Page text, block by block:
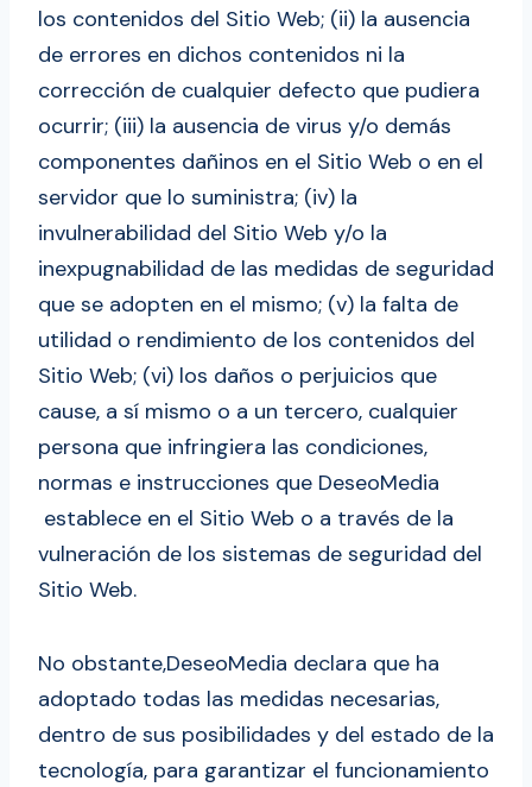
los contenidos del Sitio Web; (ii) la ausencia
de errores en dichos contenidos ni la
corrección de cualquier defecto que pudiera
ocurrir; (iii) la ausencia de virus y/o demás
componentes dañinos en el Sitio Web o en el
servidor que lo suministra; (iv) la
invulnerabilidad del Sitio Web y/o la
inexpugnabilidad de las medidas de seguridad
que se adopten en el mismo; (v) la falta de
utilidad o rendimiento de los contenidos del
Sitio Web; (vi) los daños o perjuicios que
cause, a sí mismo o a un tercero, cualquier
persona que infringiera las condiciones,
normas e instrucciones que DeseoMedia
establece en el Sitio Web o a través de la
vulneración de los sistemas de seguridad del
Sitio Web.
No obstante,DeseoMedia declara que ha
adoptado todas las medidas necesarias,
dentro de sus posibilidades y del estado de la
tecnología, para garantizar el funcionamiento